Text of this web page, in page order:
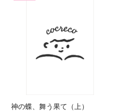
神の蝶、舞う果て（上）